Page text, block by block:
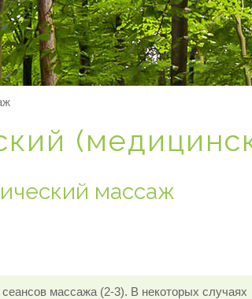
массаж
массажа (2-3). В некоторых